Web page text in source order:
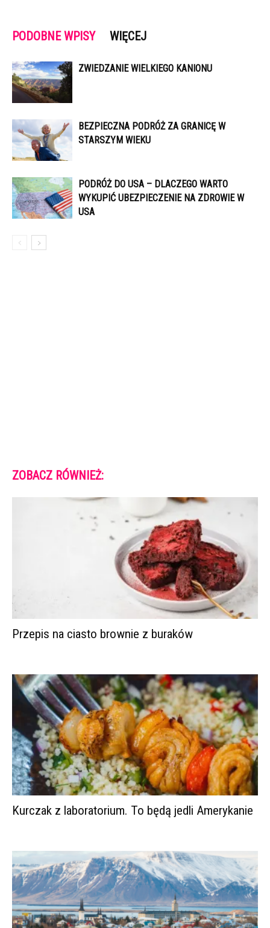
PODOBNE WPISY WIĘCEJ
ZWIEDZANIE WIELKIEGO KANIONU
BEZPIECZNA PODRÓŻ ZA GRANICĘ W
STARSZYM WIEKU
PODRÓŻ DO USA – DLACZEGO WARTO
WYKUPIĆ UBEZPIECZENIE NA ZDROWIE W
USA
ZOBACZ RÓWNIEŻ:
Przepis na ciasto brownie z buraków
Kurczak z laboratorium. To będą jedli Amerykanie